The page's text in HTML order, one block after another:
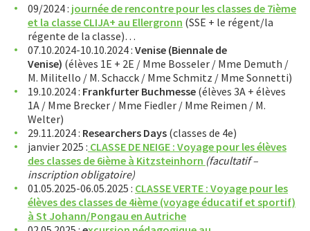
Présentation
Book Club
Schülertheater DramatEsch
Engagement
Groupe Geoghelli
Jeu aux échecs
Jugendtreff
Melomania
Sciences
Sport
09/2024 : journée de rencontre pour les classes de 7ième
et la classe CLIJA+ au Ellergronn (SSE + le régent/la
régente de la classe)…
07.10.2024-10.10.2024 : Venise (Biennale de
Venise) (élèves 1E + 2E / Mme Bosseler / Mme Demuth /
M. Militello / M. Schacck / Mme Schmitz / Mme Sonnetti)
19.10.2024 : Frankfurter Buchmesse (élèves 3A + élèves
1A / Mme Brecker / Mme Fiedler / Mme Reimen / M.
Welter)
29.11.2024 : Researchers Days (classes de 4e)
janvier 2025 : CLASSE DE NEIGE : Voyage pour les élèves
des classes de 6ième à Kitzsteinhorn (facultatif –
inscription obligatoire)
01.05.2025-06.05.2025 : CLASSE VERTE : Voyage pour les
élèves des classes de 4ième (voyage éducatif et sportif)
à St Johann/Pongau en Autriche